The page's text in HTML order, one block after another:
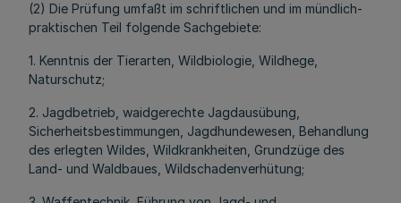
(2) Die Prüfung umfaßt im schriftlichen und im mündlich-
praktischen Teil folgende Sachgebiete:
1. Kenntnis der Tierarten, Wildbiologie, Wildhege,
Naturschutz;
2. Jagdbetrieb, waidgerechte Jagdausübung,
Sicherheitsbestimmungen, Jagdhundewesen, Behandlung
des erlegten Wildes, Wildkrankheiten, Grundzüge des
Land- und Waldbaues, Wildschadenverhütung;